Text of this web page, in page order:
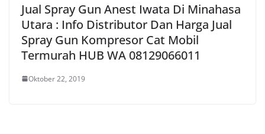
Jual Spray Gun Anest Iwata Di Minahasa
Utara : Info Distributor Dan Harga Jual
Spray Gun Kompresor Cat Mobil
Termurah HUB WA 08129066011
Oktober 22, 2019